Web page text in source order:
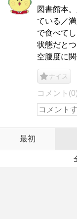
図書館本
ている／
で食べて
状態だと
空腹度に
ナイス
コメント(0)
最初